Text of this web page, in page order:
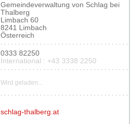
Gemeindeverwaltung von Schlag bei
Thalberg
Limbach 60
8241 Limbach
Österreich
0333 82250
International : +43 3338 2250
Wird geladen...
schlag-thalberg.at